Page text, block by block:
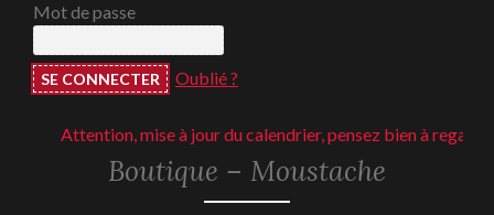
Mot de passe
Oublié ?
Attention, mise à jour du calendrier, pensez bien à regarder
Boutique – Moustache